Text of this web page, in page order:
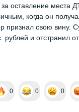
за оставление места
когда он
признал свою вину.
и отстранил
0 0 0